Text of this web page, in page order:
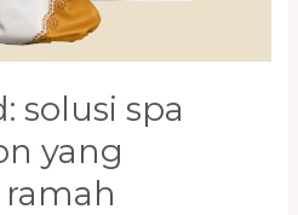
solusi spa
yang